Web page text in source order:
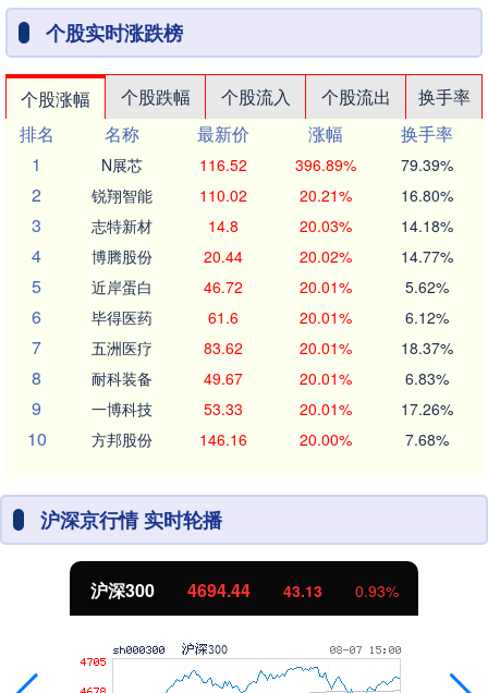
个股实时涨跌榜
个股涨幅 个股跌幅 个股流入 个股流出
换手率
排名
名称 最新价 涨幅
换手率
1
N展芯 116.52 396.89% 79.39%
2 锐翔智能 110.02 20.21% 16.80%
3 志特新材 14.8 20.03% 14.18%
4 博腾股份 20.44 20.02% 14.77%
5 近岸蛋白 46.72 20.01% 5.62%
6 毕得医药 61.6 20.01% 6.12%
7 五洲医疗 83.62 20.01% 18.37%
8 耐科装备 49.67 20.01% 6.83%
9 一博科技 53.33 20.01% 17.26%
10 方邦股份 146.16 20.00% 7.68%
沪深京行情 实时轮播
沪深300 4694.44 43.13 0.93%